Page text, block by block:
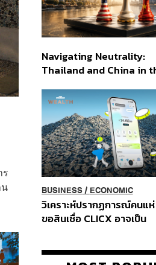
Navigating Neutrality:
Thailand and China in
Order
BUSINESS/ ECONOMIC
วิเคราะห์ปรากฏการณ์คนแห่
ขอสินเชื่อ CLICX อาจเป็น
ปัญหาหนี้ครัวเรือนไทยที่ถูก